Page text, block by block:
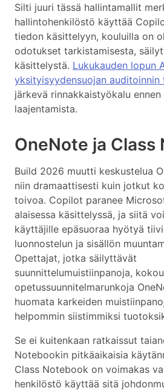
Silti juuri tässä hallintamallit
hallintohenkilöstö käyttää
tiedon käsittelyyn, kouluilla on
odotukset tarkistamisesta,
käsittelystä. Lukukauden lopun
yksityisyydensuojan auditoinnin
järkevä rinnakkaistyökalu
laajentamista.
OneNote ja Class
Build 2026 muutti keskustelua
niin dramaattisesti kuin jotkut
toivoa. Copilot paranee
alaisessa käsittelyssä, ja siitä
käyttäjille epäsuoraa hyötyä
luonnostelun ja sisällön
Opettajat, jotka säilyttävät
suunnittelumuistiinpanoja,
opetussuunnitelmarunkoja
huomata karkeiden
helpommin siistimmiksi
Se ei kuitenkaan ratkaissut
Notebookin pitkäaikaisia
Class Notebook on voimakas
henkilöstö käyttää sitä